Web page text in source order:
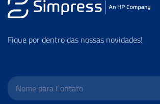
Fique por dentro das nossas novidades!